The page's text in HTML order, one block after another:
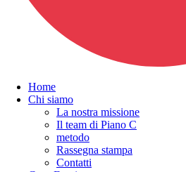
Home
Chi siamo
La nostra missione
Il team di Piano C
metodo
Rassegna stampa
Contatti